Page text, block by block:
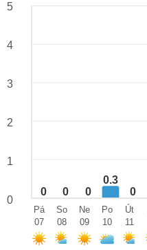
0 0 0
0.3
0
5
4
3
2
1
0
Pá
07
So
08
Ne
09
Po
10
Út
11